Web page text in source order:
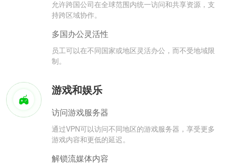
允许跨国公司在全球范围内统一访问和共享资源，支
持跨区域协作。
多国办公灵活性
员工可以在不同国家或地区灵活办公，而不受地域限
制。
游戏和娱乐
访问游戏服务器
通过VPN可以访问不同地区的游戏服务器，享受更多
游戏内容和更低的延迟。
解锁流媒体内容